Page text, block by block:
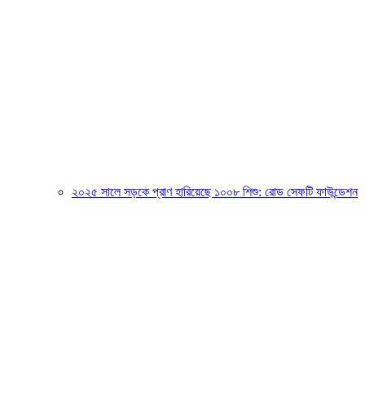
২০২৫ সালে সড়কে প্রাণ হারিয়েছে ১০০৮ শিশু: রোড সেফটি ফাউন্ডেশন